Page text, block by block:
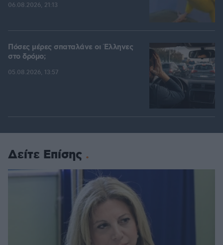
06.08.2026, 21:13
Πόσες μέρες σπαταλάνε οι Έλληνες
στο δρόμο;
05.08.2026, 13:57
Δείτε Επίσης